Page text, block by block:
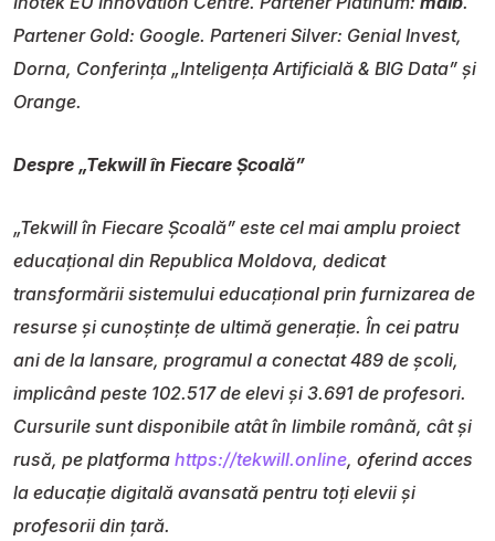
Partener Gold: Google. Parteneri Silver: Genial Invest,
Dorna, Conferința „Inteligența Artificială & BIG Data” și
Orange.
Despre „Tekwill în Fiecare Școală”
„Tekwill în Fiecare Școală” este cel mai amplu proiect
educațional din Republica Moldova, dedicat
transformării sistemului educațional prin furnizarea de
resurse și cunoștințe de ultimă generație. În cei patru
ani de la lansare, programul a conectat 489 de școli,
implicând peste 102.517 de elevi și 3.691 de profesori.
Cursurile sunt disponibile atât în limbile română, cât și
rusă, pe platforma https://tekwill.online, oferind acces
la educație digitală avansată pentru toți elevii și
profesorii din țară.